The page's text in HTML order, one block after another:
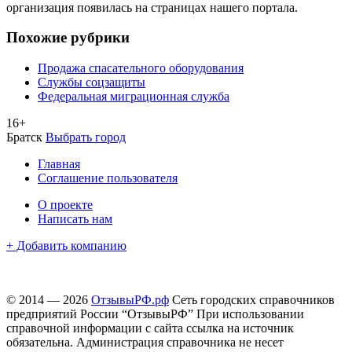
организация появилась на страницах нашего портала.
Похожие рубрики
Продажа спасательного оборудования
Службы соцзащиты
Федеральная миграционная служба
16+
Братск Выбрать город
Главная
Соглашение пользователя
О проекте
Написать нам
+ Добавить компанию
© 2014 — 2026 ОтзывыРФ.рф Сеть городских справочников
предприятий России “ОтзывыРФ” При использовании
справочной информации с сайта ссылка на источник
обязательна. Администрация справочника не несет